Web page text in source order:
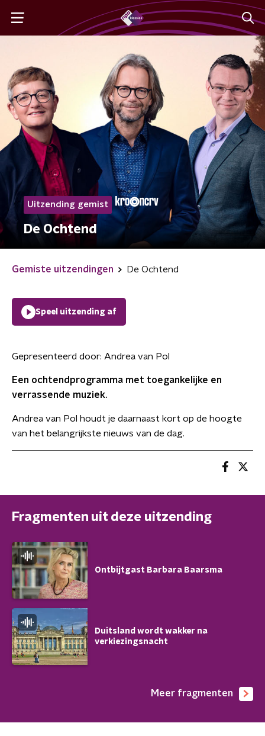
Uitzending gemist
De Ochtend
Gemiste uitzendingen De Ochtend
Speel uitzending af
Gepresenteerd door: Andrea van Pol
Een ochtendprogramma met toegankelijke en
verrassende muziek.
Andrea van Pol houdt je daarnaast kort op de hoogte
van het belangrijkste nieuws van de dag.
Fragmenten uit deze uitzending
Ontbijtgast Barbara Baarsma
Duitsland wordt wakker na
verkiezingsnacht
Meer fragmenten